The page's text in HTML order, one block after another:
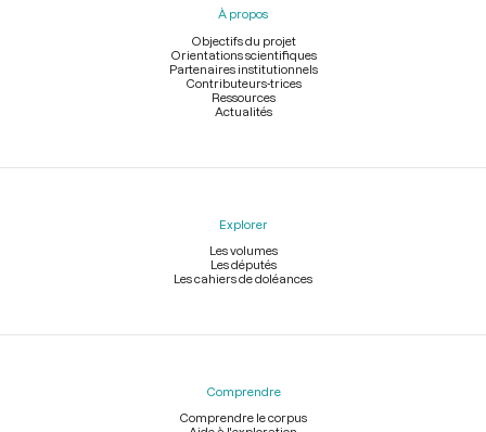
À propos
Objectifs du projet
Orientations scientifiques
Partenaires institutionnels
Contributeurs-trices
Ressources
Actualités
Explorer
Les volumes
Les députés
Les cahiers de doléances
Comprendre
Comprendre le corpus